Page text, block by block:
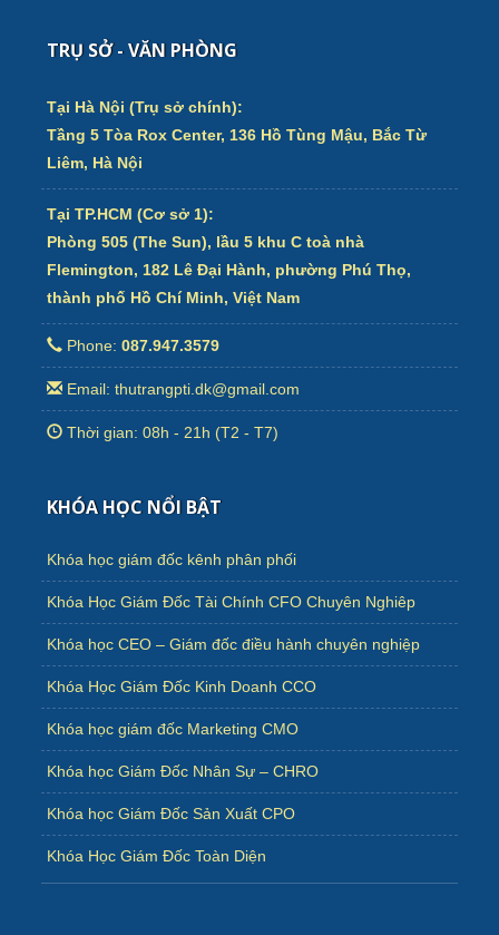
TRỤ SỞ - VĂN PHÒNG
Tại Hà Nội (Trụ sở chính):
Tầng 5 Tòa Rox Center, 136 Hồ Tùng Mậu, Bắc Từ
Liêm, Hà Nội
Tại TP.HCM (Cơ sở 1):
Phòng 505 (The Sun), lầu 5 khu C toà nhà
Flemington, 182 Lê Đại Hành, phường Phú Thọ,
thành phố Hồ Chí Minh, Việt Nam
Phone:087.947.3579
Email: thutrangpti.dk@gmail.com
Thời gian: 08h - 21h (T2 - T7)
KHÓA HỌC NỔI BẬT
Khóa học giám đốc kênh phân phối
Khóa Học Giám Đốc Tài Chính CFO Chuyên Nghiêp
Khóa học CEO – Giám đốc điều hành chuyên nghiệp
Khóa Học Giám Đốc Kinh Doanh CCO
Khóa học giám đốc Marketing CMO
Khóa học Giám Đốc Nhân Sự – CHRO
Khóa học Giám Đốc Sản Xuất CPO
Khóa Học Giám Đốc Toàn Diện